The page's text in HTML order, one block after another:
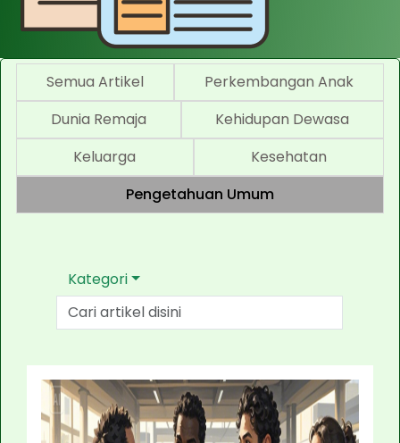
Semua Artikel
Perkembangan Anak
Dunia Remaja
Kehidupan Dewasa
Keluarga
Kesehatan
Pengetahuan Umum
Kategori